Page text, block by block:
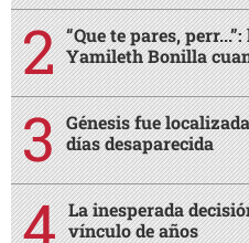
“Que te pares,
Yamileth Bonilla
Génesis fue
días desaparecida
La inesperada
vínculo de años